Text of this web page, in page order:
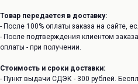
Товар передается в доставку:
- После 100% оплаты заказа на сайте,
- После подтверждения клиентом
оплаты - при получении.
Стоимость и сроки доставки:
- Пункт выдачи СДЭК - 300 рублей.